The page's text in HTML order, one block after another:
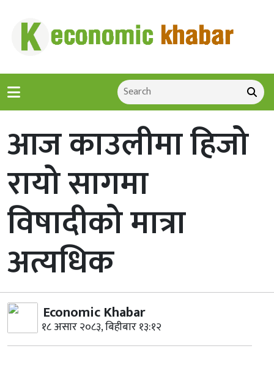
आज काउलीमा हिजो
रायो सागमा
विषादीको मात्रा
अत्यधिक
Economic Khabar
१८ असार २०८३, बिहीबार १३:१२